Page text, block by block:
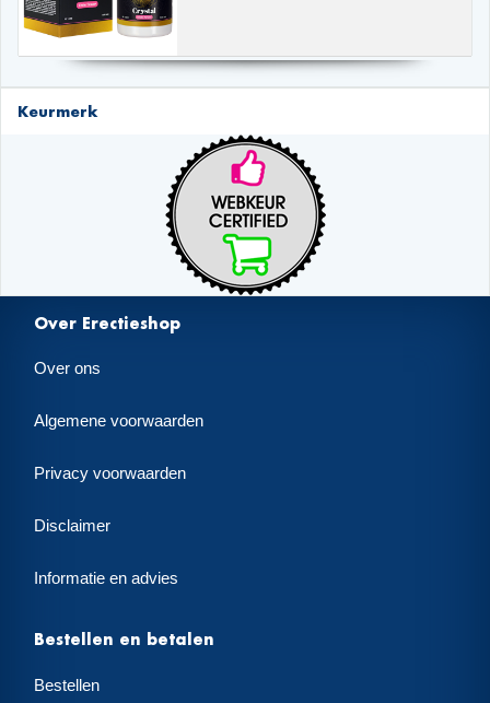
Keurmerk
Over Erectieshop
Over ons
Algemene voorwaarden
Privacy voorwaarden
Disclaimer
Informatie en advies
Bestellen en betalen
Bestellen